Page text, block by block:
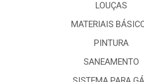
LOUÇAS
MATERIAIS
PINTURA
SANEAMENTO